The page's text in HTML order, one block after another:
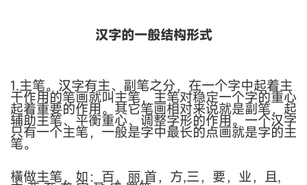
汉字的一般结构形式
1.主笔。 汉字有主、副笔之分，在一个字中起着主
干作用的笔画就叫主笔，主笔对稳定一个字的重心
起着重要的作用。其它笔画相对来说就是副笔，起
辅助主笔、平衡重心、调整字形的作用。一个汉字
只有一个主笔，一般是字中最长的点画就是字的主
笔。
橫做主笔，如：百，丽,首，方,三，要，业，且,